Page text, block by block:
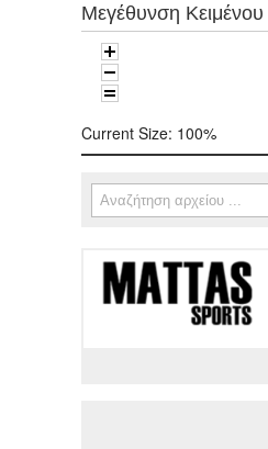
Μεγέθυνση Κειμένου
Current Size: 100%
Φόρμα αναζήτησης
Αναζήτηση